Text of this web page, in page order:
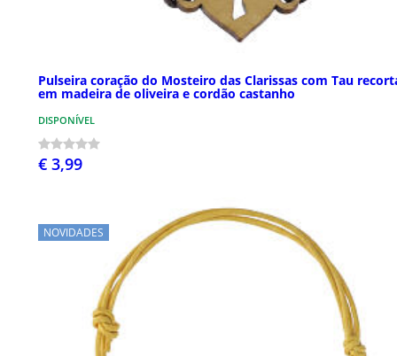
Pulseira coração do Mosteiro das Clarissas com Tau
em madeira de oliveira e cordão castanho
DISPONÍVEL
€ 3,99
NOVIDADES